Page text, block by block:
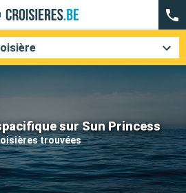
sur Sun Princess
trouvées
Compagnies